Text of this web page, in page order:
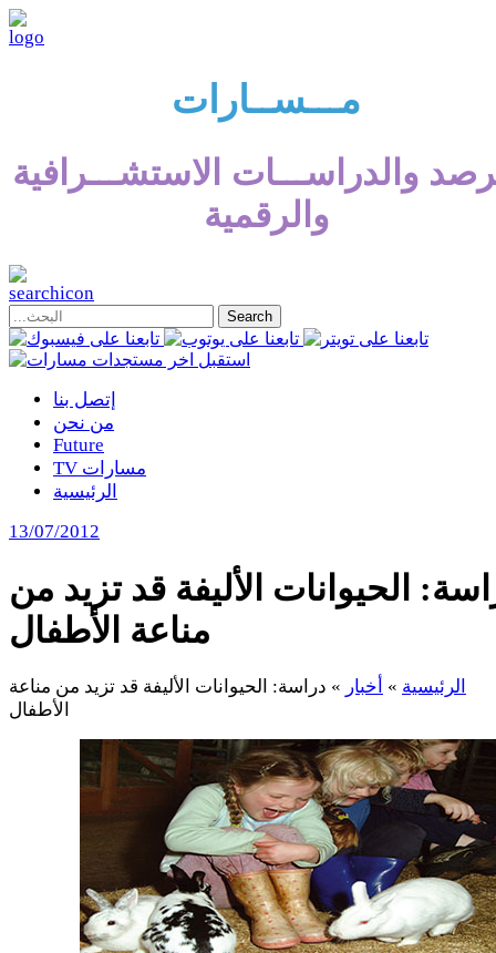
مـــســارات
والدراســـات الاستشـــرافية
والرقمية
إتصل بنا
من نحن
Future
TV مسارات
الرئيسية
13/07/2012
الحيوانات الأليفة قد تزيد من
مناعة الأطفال
الرئيسية » أخبار » دراسة: الحيوانات الأليفة قد تزيد من مناعة
الأطفال